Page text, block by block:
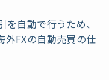
自動で行うため、
外FXの自動売買の仕